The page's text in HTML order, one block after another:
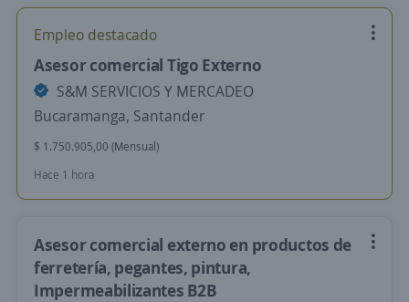
Empleo destacado
Asesor comercial Tigo Externo
S&M SERVICIOS Y MERCADEO
Bucaramanga, Santander
$ 1.750.905,00 (Mensual)
Hace 1 hora
Asesor comercial externo en productos de
ferretería, pegantes, pintura,
Impermeabilizantes B2B